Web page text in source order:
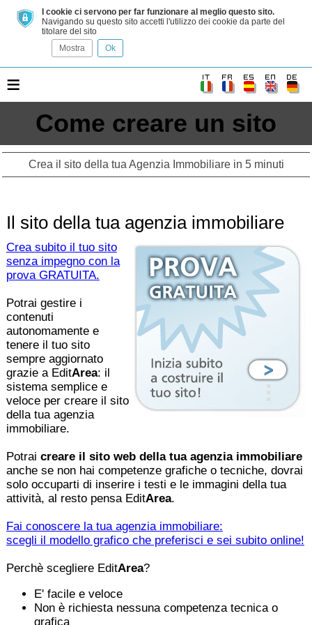
I cookie ci servono per far funzionare al meglio questo sito.
Navigando su questo sito accetti l'utilizzo dei cookie da parte del
titolare del sito
Mostra
Ok
≡
Come creare un sito
Crea il sito della tua Agenzia Immobiliare in 5 minuti
Il sito della tua agenzia immobiliare
Crea subito il tuo sito
senza impegno con la
prova GRATUITA.
Potrai gestire i
contenuti
autonomamente e
tenere il tuo sito
sempre aggiornato
grazie a EditArea: il
sistema semplice e
veloce per creare il sito
della tua agenzia
immobiliare.
Potrai creare il sito web della tua agenzia immobiliare
anche se non hai competenze grafiche o tecniche, dovrai
solo occuparti di inserire i testi e le immagini della tua
attività, al resto pensa EditArea.
Fai conoscere la tua agenzia immobiliare:
scegli il modello grafico che preferisci e sei subito online!
Perchè scegliere EditArea?
E' facile e veloce
Non è richiesta nessuna competenza tecnica o
grafica